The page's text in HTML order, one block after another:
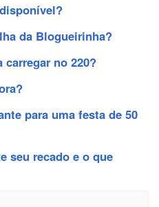
da Blogueirinha?
no 220?
para uma festa de 50
seu recado e o que